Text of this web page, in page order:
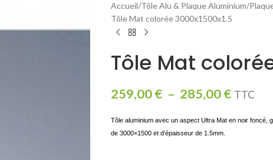
Accueil Tôle Alu & Plaque Aluminium
Tôle Mat colorée 3000x1500x1.5
Tôle Mat
259,00€ – 285,00€ TTC
Tôle aluminium avec un aspect Ultra Mat en noir foncé,
de 3000×1500 et d’épaisseur de 1.5mm.